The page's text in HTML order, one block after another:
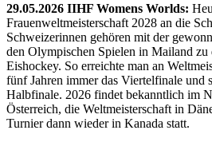
29.05.2026 IIHF Womens Worlds:
Frauenweltmeisterschaft 2028 an die
Schweizerinnen gehören mit der
den Olympischen Spielen in Mailand zu
Eishockey. So erreichte man an
fünf Jahren immer das Viertelfinale und
Halbfinale. 2026 findet bekanntlich im
Österreich, die Weltmeisterschaft in
Turnier dann wieder in Kanada statt.